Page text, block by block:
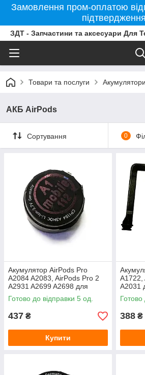
Замовлення пром-оплатою
підтвердження
ЗДТ - Запчастини та аксесуари Для
Товари та послуги Акумулятори
АКБ AirPods
Сортування 0
Акумулятор AirPods Pro
A2084 A2083, AirPods Pro 2
A2931 A2699 A2698 для
навушників (лівий)
Готово до відправки 5 од.
437 ₴
Купити
A1722,
A2031
Готово
388 ₴